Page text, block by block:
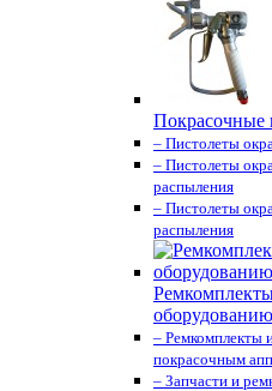
Покрасочные
– Пистолеты
– Пистолеты
распыления
– Пистолеты
распыления
оборудованию
– Ремкомплекты
покрасочным
– Запчасти и